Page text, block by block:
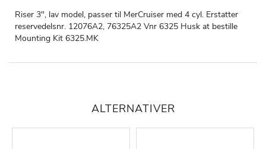
Riser 3", lav model, passer til MerCruiser med 4 cyl. Erstatter
reservedelsnr. 12076A2, 76325A2 Vnr 6325 Husk at bestille
Mounting Kit 6325.MK
ALTERNATIVER